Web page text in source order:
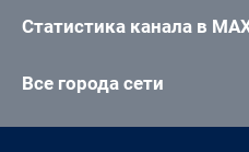
Статистика канала в
Все города сети